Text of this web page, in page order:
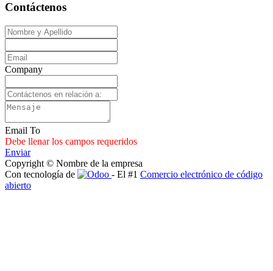
Contáctenos
Company
Email To
Debe llenar los campos requeridos
Enviar
Copyright © Nombre de la empresa
Con tecnología de
- El #1 Comercio electrónico de código
abierto